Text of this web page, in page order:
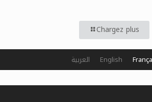
Chargez plus
العربية English